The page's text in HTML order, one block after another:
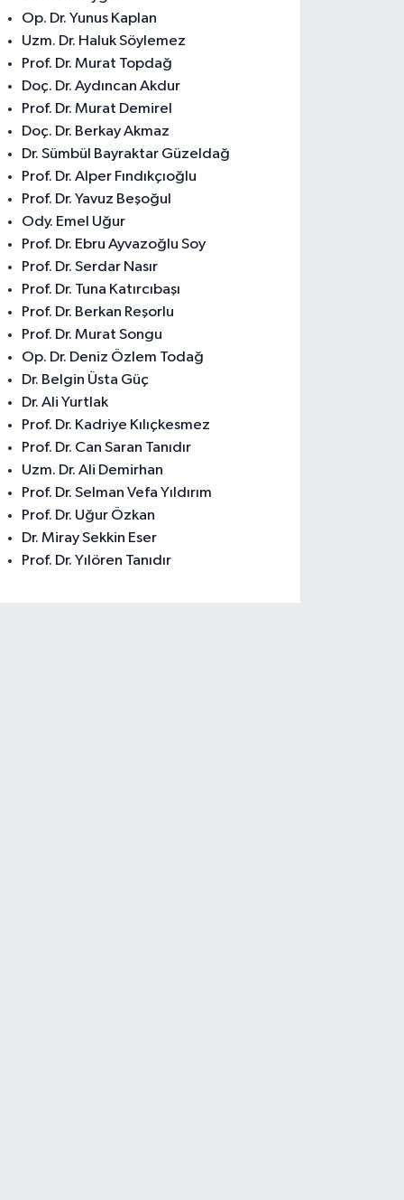
0 (324) 239 32 72 Yol Tarifi Al
Op. Dr. Yunus Kaplan
Uzm. Dr. Haluk Söylemez
Prof. Dr. Murat Topdağ
Doç. Dr. Aydıncan Akdur
Prof. Dr. Murat Demirel
Doç. Dr. Berkay Akmaz
Dr. Sümbül Bayraktar Güzeldağ
Prof. Dr. Alper Fındıkçıoğlu
Prof. Dr. Yavuz Beşoğul
Ody. Emel Uğur
Prof. Dr. Ebru Ayvazoğlu Soy
Prof. Dr. Serdar Nasır
Prof. Dr. Tuna Katırcıbaşı
Prof. Dr. Berkan Reşorlu
Prof. Dr. Murat Songu
Op. Dr. Deniz Özlem Todağ
Dr. Belgin Üsta Güç
Dr. Ali Yurtlak
Prof. Dr. Kadriye Kılıçkesmez
Prof. Dr. Can Saran Tanıdır
Uzm. Dr. Ali Demirhan
Prof. Dr. Selman Vefa Yıldırım
Prof. Dr. Uğur Özkan
Dr. Miray Sekkin Eser
Prof. Dr. Yılören Tanıdır